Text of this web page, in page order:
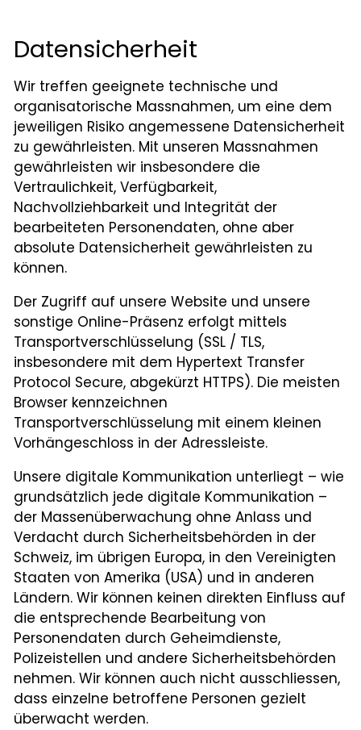
Datensicherheit
Wir treffen geeignete technische und
organisatorische Massnahmen, um eine dem
jeweiligen Risiko angemessene Datensicherheit
zu gewährleisten. Mit unseren Massnahmen
gewährleisten wir insbesondere die
Vertraulichkeit, Verfügbarkeit,
Nachvollziehbarkeit und Integrität der
bearbeiteten Personendaten, ohne aber
absolute Datensicherheit gewährleisten zu
können.
Der Zugriff auf unsere Website und unsere
sonstige Online-Präsenz erfolgt mittels
Transportverschlüsselung (SSL / TLS,
insbesondere mit dem Hypertext Transfer
Protocol Secure, abgekürzt HTTPS). Die meisten
Browser kennzeichnen
Transportverschlüsselung mit einem kleinen
Vorhängeschloss in der Adressleiste.
Unsere digitale Kommunikation unterliegt – wie
grundsätzlich jede digitale Kommunikation –
der Massenüberwachung ohne Anlass und
Verdacht durch Sicherheitsbehörden in der
Schweiz, im übrigen Europa, in den Vereinigten
Staaten von Amerika (USA) und in anderen
Ländern. Wir können keinen direkten Einfluss auf
die entsprechende Bearbeitung von
Personendaten durch Geheimdienste,
Polizeistellen und andere Sicherheitsbehörden
nehmen. Wir können auch nicht ausschliessen,
dass einzelne betroffene Personen gezielt
überwacht werden.